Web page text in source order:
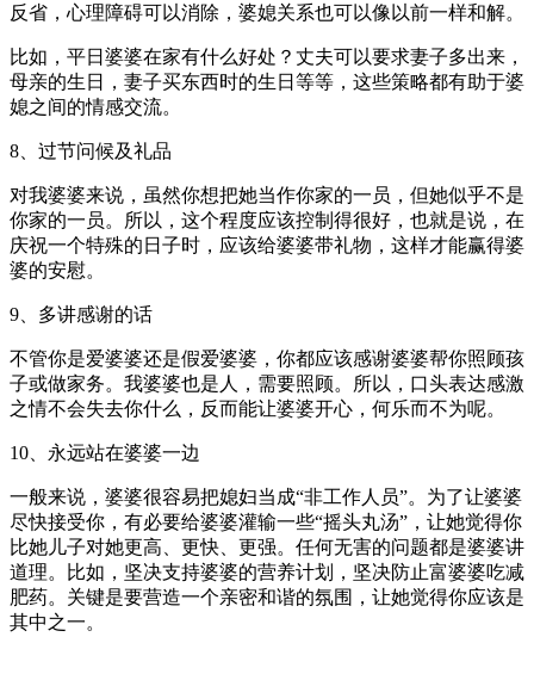
反省，心理障碍可以消除，婆媳关系也可以像以前一样和解。
比如，平日婆婆在家有什么好处？丈夫可以要求妻子多出来，
母亲的生日，妻子买东西时的生日等等，这些策略都有助于婆
媳之间的情感交流。
8、过节问候及礼品
对我婆婆来说，虽然你想把她当作你家的一员，但她似乎不是
你家的一员。所以，这个程度应该控制得很好，也就是说，在
庆祝一个特殊的日子时，应该给婆婆带礼物，这样才能赢得婆
婆的安慰。
9、多讲感谢的话
不管你是爱婆婆还是假爱婆婆，你都应该感谢婆婆帮你照顾孩
子或做家务。我婆婆也是人，需要照顾。所以，口头表达感激
之情不会失去你什么，反而能让婆婆开心，何乐而不为呢。
10、永远站在婆婆一边
一般来说，婆婆很容易把媳妇当成“非工作人员”。为了让婆婆
尽快接受你，有必要给婆婆灌输一些“摇头丸汤”，让她觉得你
比她儿子对她更高、更快、更强。任何无害的问题都是婆婆讲
道理。比如，坚决支持婆婆的营养计划，坚决防止富婆婆吃减
肥药。关键是要营造一个亲密和谐的氛围，让她觉得你应该是
其中之一。